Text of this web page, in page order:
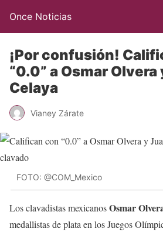
Once Noticias
¡Por confusión!
“0.0” a Osmar Olvera
Celaya
Vianey Zárate
FOTO: @COM_Mexico
Los clavadistas mexicanosOsmar
medallistas de plata en los Juegos